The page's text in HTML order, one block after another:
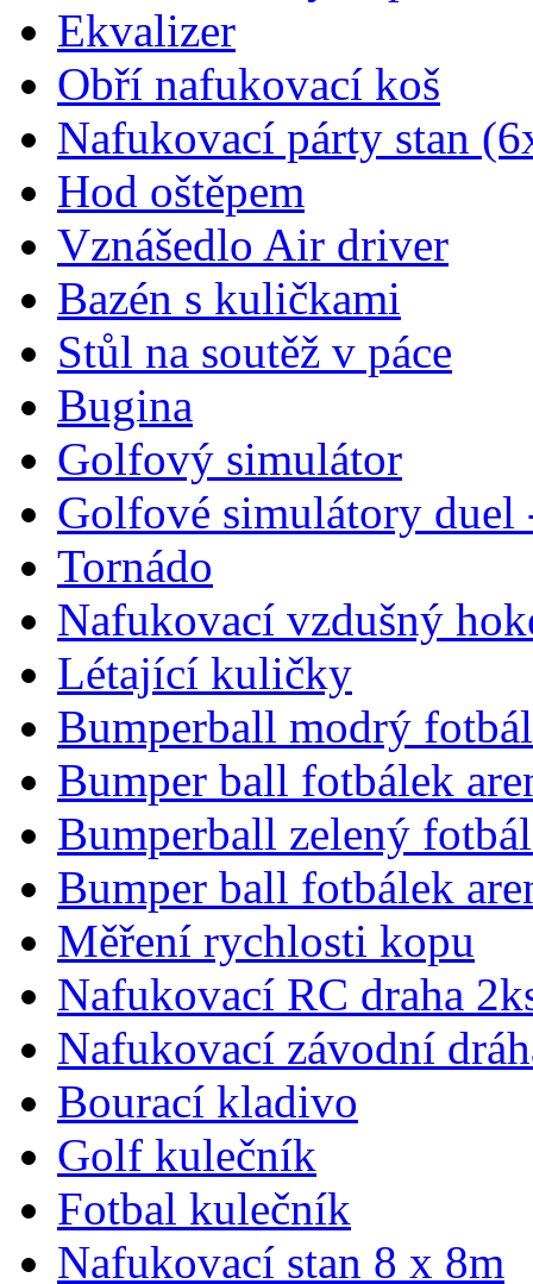
Ekvalizer
Obří nafukovací koš
Nafukovací párty stan
Hod oštěpem
Vznášedlo Air driver
Bazén s kuličkami
Stůl na soutěž v páce
Bugina
Golfový simulátor
Golfové simulátory duel
Tornádo
Nafukovací vzdušný
Létající kuličky
Bumperball modrý
Bumper ball fotbálek
Bumperball zelený
Bumper ball fotbálek
Měření rychlosti kopu
Nafukovací RC draha
Nafukovací závodní
Bourací kladivo
Golf kulečník
Fotbal kulečník
Nafukovací stan 8 x 8m